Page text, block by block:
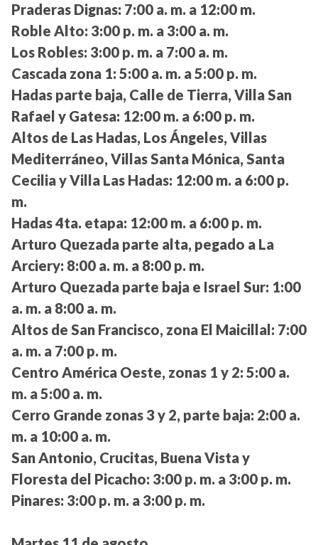
Praderas Dignas: 7:00 a. m. a 12:00 m.
Roble Alto: 3:00 p. m. a 3:00 a. m.
Los Robles: 3:00 p. m. a 7:00 a. m.
Cascada zona 1: 5:00 a. m. a 5:00 p. m.
Hadas parte baja, Calle de Tierra, Villa San
Rafael y Gatesa: 12:00 m. a 6:00 p. m.
Altos de Las Hadas, Los Ángeles, Villas
Mediterráneo, Villas Santa Mónica, Santa
Cecilia y Villa Las Hadas: 12:00 m. a 6:00 p.
m.
Hadas 4ta. etapa: 12:00 m. a 6:00 p. m.
Arturo Quezada parte alta, pegado a La
Arciery: 8:00 a. m. a 8:00 p. m.
Arturo Quezada parte baja e Israel Sur: 1:00
a. m. a 8:00 a. m.
Altos de San Francisco, zona El Maicillal: 7:00
a. m. a 7:00 p. m.
Centro América Oeste, zonas 1 y 2: 5:00 a.
m. a 5:00 a. m.
Cerro Grande zonas 3 y 2, parte baja: 2:00 a.
m. a 10:00 a. m.
San Antonio, Crucitas, Buena Vista y
Floresta del Picacho: 3:00 p. m. a 3:00 p. m.
Pinares: 3:00 p. m. a 3:00 p. m.